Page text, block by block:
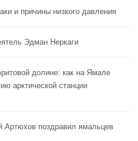
и причины низкого давления
Эдман Неркаги
долине: как на Ямале
арктической станции
Артюхов поздравил ямальцев